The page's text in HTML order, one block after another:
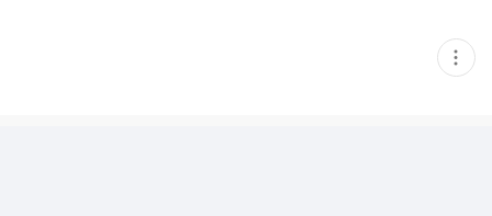
현
재